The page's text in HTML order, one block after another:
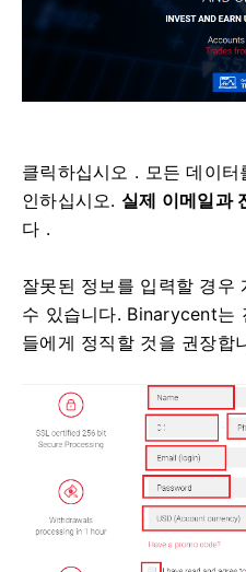
클릭하십시오 . 모든 데이
인하십시오. 실제 이메일과
다 .
잘못된 정보를 입력할 경우
수 있습니다. Binarycent는
들에게 정직할 것을 권장합